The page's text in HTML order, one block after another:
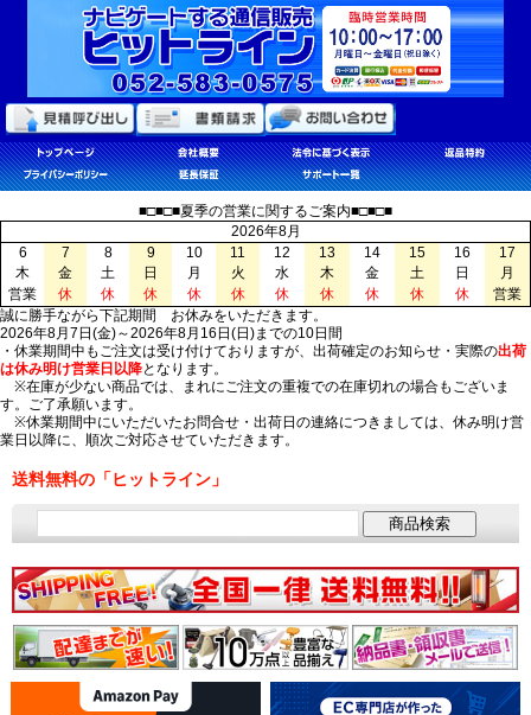
■□■□■夏季の営業に関するご案内■□■□■
2026年8月
6
7 8 9 10 11 12 13 14 15 16
17
木
金 土 日 月 火 水 木 金 土 日
月
営業
休 休 休 休 休 休 休 休 休 休
営業
誠に勝手ながら下記期間 お休みをいただきます。
2026年8月7日(金)～2026年8月16日(日)までの10日間
・休業期間中もご注文は受け付けておりますが、出荷確定のお知らせ・実際の出荷
は休み明け営業日以降となります。
※在庫が少ない商品では、まれにご注文の重複での在庫切れの場合もございま
す。ご了承願います。
※休業期間中にいただいたお問合せ・出荷日の連絡につきましては、休み明け営
業日以降に、順次ご対応させていただきます。
送料無料の「ヒットライン」